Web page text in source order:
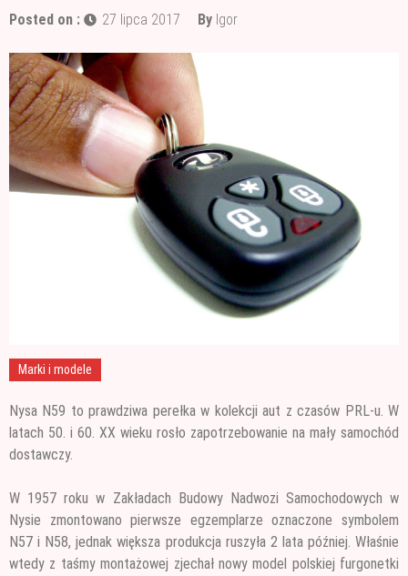
Materiały budowlane potrzebne do ocieplenia
Czym jest papa i jak ją stosować?
Posted on : 27 lipca 2017 By Igor
Marki i modele
Nysa N59 to prawdziwa perełka w kolekcji aut z czasów PRL-u. W
latach 50. i 60. XX wieku rosło zapotrzebowanie na mały samochód
dostawczy.
W 1957 roku w Zakładach Budowy Nadwozi Samochodowych w
Nysie zmontowano pierwsze egzemplarze oznaczone symbolem
N57 i N58, jednak większa produkcja ruszyła 2 lata później. Właśnie
wtedy z taśmy montażowej zjechał nowy model polskiej furgonetki